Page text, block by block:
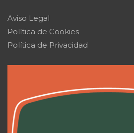
Aviso Legal
Política de Cookies
Política de Privacidad